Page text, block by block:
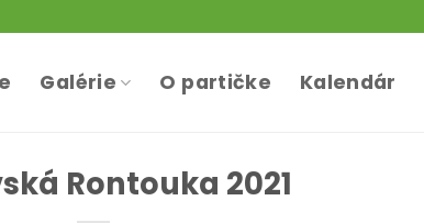
Galérie O partičke Kalendár
Rontouka 2021